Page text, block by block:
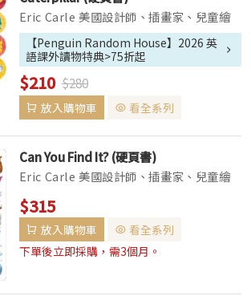
Eric Carle 美國設計師、插畫家、兒童繪
本作家和兒童文學作家。他最有名的作品是
他用拼貼技法創作的《好餓的毛毛蟲》，截
至2014年，已經被翻譯成超過60種語言，
並在世界各地售出3千8百萬本。自從...
【Penguin Random House】2026 英
語課外讀物特典>75折起
$210 $280
放入購物車 看全系列
Can You Find It? (硬頁書)
Eric Carle 美國設計師、插畫家、兒童繪
本作家和兒童文學作家。他最有名的作品是
他用拼貼技法創作的《好餓的毛毛蟲》，截
至2014年，已經被翻譯成超過60種語言，
並在世界各地售出3千8百萬本。自從...
$315
放入購物車
看全系列
下單後立即採購，需3個月。